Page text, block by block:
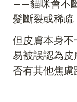
——貓咪會不
髮斷裂或稀疏
但皮膚本身
易被誤認為
否有其他焦慮